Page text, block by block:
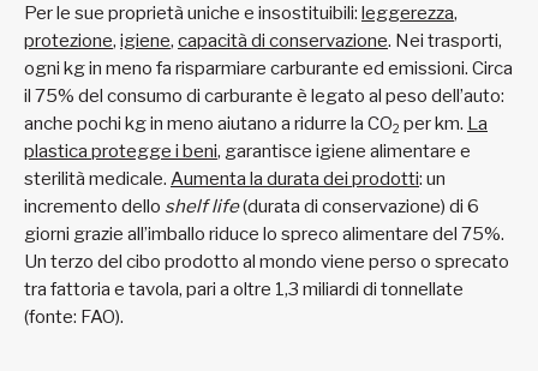
Per le sue proprietà uniche e insostituibili: leggerezza,
protezione, igiene, capacità di conservazione. Nei trasporti,
ogni kg in meno fa risparmiare carburante ed emissioni. Circa
il 75% del consumo di carburante è legato al peso dell’auto:
anche pochi kg in meno aiutano a ridurre la CO2 per km. La
plastica protegge i beni, garantisce igiene alimentare e
sterilità medicale. Aumenta la durata dei prodotti: un
incremento dello shelf life(durata di conservazione) di 6
giorni grazie all’imballo riduce lo spreco alimentare del 75%.
Un terzo del cibo prodotto al mondo viene perso o sprecato
tra fattoria e tavola, pari a oltre 1,3 miliardi di tonnellate
(fonte: FAO).